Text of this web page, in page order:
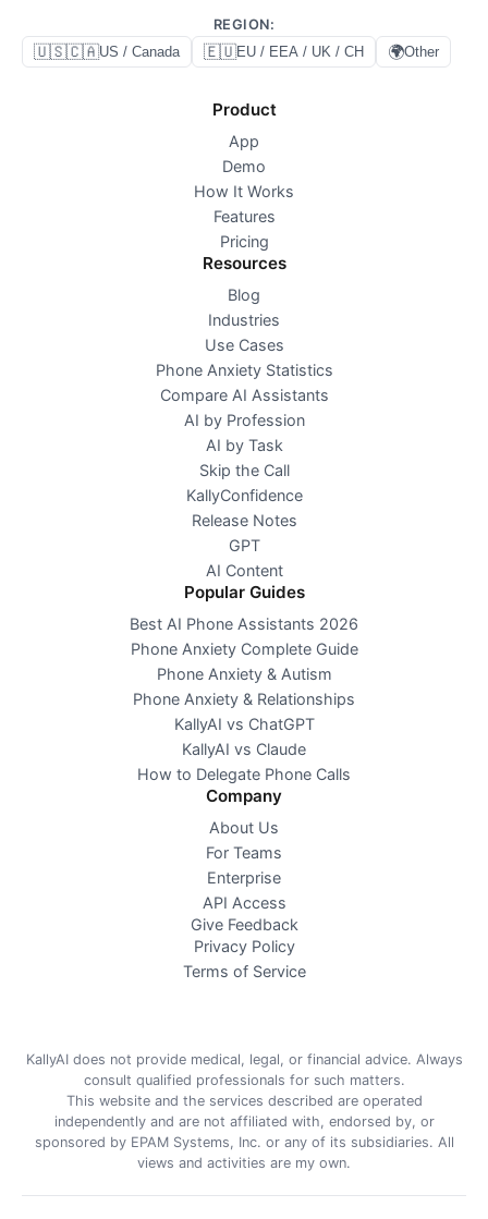
REGION:
🇺🇸🇨🇦US / Canada 🇪🇺EU / EEA / UK / CH 🌍Other
Product
App
Demo
How It Works
Features
Pricing
Resources
Blog
Industries
Use Cases
Phone Anxiety Statistics
Compare AI Assistants
AI by Profession
AI by Task
Skip the Call
KallyConfidence
Release Notes
GPT
AI Content
Popular Guides
Best AI Phone Assistants 2026
Phone Anxiety Complete Guide
Phone Anxiety & Autism
Phone Anxiety & Relationships
KallyAI vs ChatGPT
KallyAI vs Claude
How to Delegate Phone Calls
Company
About Us
For Teams
Enterprise
API Access
Give Feedback
Privacy Policy
Terms of Service
KallyAI does not provide medical, legal, or financial advice. Always
consult qualified professionals for such matters.
This website and the services described are operated
independently and are not affiliated with, endorsed by, or
sponsored by EPAM Systems, Inc. or any of its subsidiaries. All
views and activities are my own.